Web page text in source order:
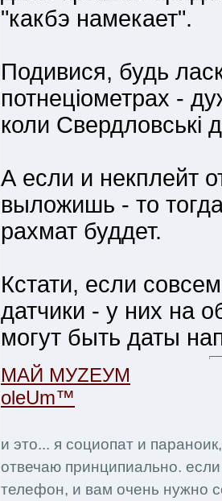
"какбэ намекает".
Подивися, будь
потнеціометрах -
коли Свердловські
А если и некплейт
выложишь - то
рахмат буддет.
Кстати, если
датчики - у них на
могут быть даты
МАЙ МУZЕУМ
oleUm™
и это... я социопат и
отвечаю принципиально.
телефон, и вам очень нужно